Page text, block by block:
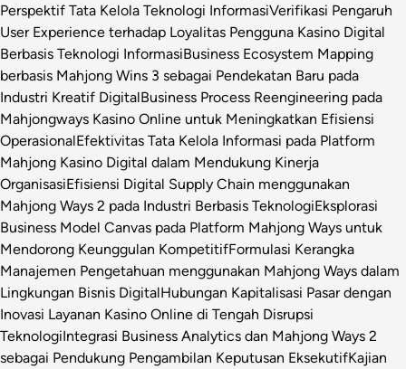
Perspektif Tata Kelola Teknologi InformasiVerifikasi Pengaruh
User Experience terhadap Loyalitas Pengguna Kasino Digital
Berbasis Teknologi InformasiBusiness Ecosystem Mapping
berbasis Mahjong Wins 3 sebagai Pendekatan Baru pada
Industri Kreatif DigitalBusiness Process Reengineering pada
Mahjongways Kasino Online untuk Meningkatkan Efisiensi
OperasionalEfektivitas Tata Kelola Informasi pada Platform
Mahjong Kasino Digital dalam Mendukung Kinerja
OrganisasiEfisiensi Digital Supply Chain menggunakan
Mahjong Ways 2 pada Industri Berbasis TeknologiEksplorasi
Business Model Canvas pada Platform Mahjong Ways untuk
Mendorong Keunggulan KompetitifFormulasi Kerangka
Manajemen Pengetahuan menggunakan Mahjong Ways dalam
Lingkungan Bisnis DigitalHubungan Kapitalisasi Pasar dengan
Inovasi Layanan Kasino Online di Tengah Disrupsi
TeknologiIntegrasi Business Analytics dan Mahjong Ways 2
sebagai Pendukung Pengambilan Keputusan EksekutifKajian